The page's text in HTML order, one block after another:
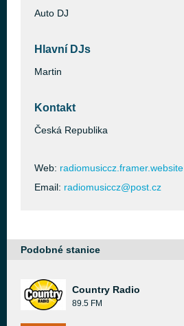
Auto DJ
Hlavní DJs
Martin
Kontakt
Česká Republika
Web: radiomusiccz.framer.website
Email: radiomusiccz@post.cz
Podobné stanice
Country Radio
89.5 FM